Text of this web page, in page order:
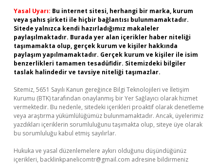
Yasal Uyarı: Bu internet sitesi, herhangi bir marka, kurum
veya şahıs şirketi ile hiçbir bağlantısı bulunmamaktadır.
Sitede yalnızca kendi hazırladığımız makaleler
paylaşılmaktadır. Burada yer alan içerikler haber niteliği
taşımamakta olup, gerçek kurum ve kişiler hakkında
paylaşım yapılmamaktadır. Gerçek kurum ve kişiler ile isim
benzerlikleri tamamen tesadüfidir. Sitemizdeki bilgiler
taslak halindedir ve tavsiye niteliği taşımazlar.
Sitemiz, 5651 Sayılı Kanun gereğince Bilgi Teknolojileri ve İletişim
Kurumu (BTK) tarafından onaylanmış bir Yer Sağlayıcı olarak hizmet
vermektedir. Bu nedenle, sitedeki içerikleri proaktif olarak denetleme
veya araştırma yükümlülüğümüz bulunmamaktadır. Ancak, üyelerimiz
yazdıkları içeriklerin sorumluluğunu taşımakta olup, siteye üye olarak
bu sorumluluğu kabul etmiş sayılırlar.
Hukuka ve yasal düzenlemelere aykırı olduğunu düşündüğünüz
içerikleri, backlinkpanelicomtr@gmail.com adresine bildirmeniz